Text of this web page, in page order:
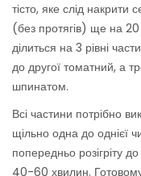
тісто, яке слід накрити
(без протягів) ще на
ділиться на 3 рівні
до другої томатний, а
шпинатом.
Всі частини потрібно
щільно одна до однієї
попередньо розігріту
40-60 хвилин.